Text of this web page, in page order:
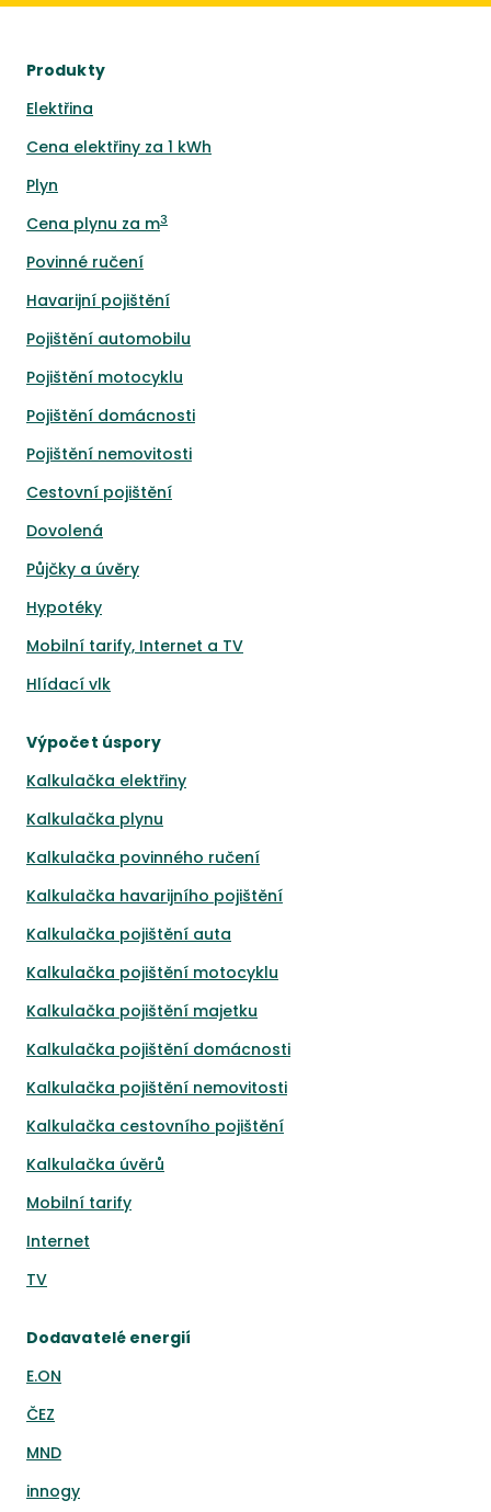
Produkty
Elektřina
Cena elektřiny za 1 kWh
Plyn
Cena plynu za m3
Povinné ručení
Havarijní pojištění
Pojištění automobilu
Pojištění motocyklu
Pojištění domácnosti
Pojištění nemovitosti
Cestovní pojištění
Dovolená
Půjčky a úvěry
Hypotéky
Mobilní tarify, Internet a TV
Hlídací vlk
Výpočet úspory
Kalkulačka elektřiny
Kalkulačka plynu
Kalkulačka povinného ručení
Kalkulačka havarijního pojištění
Kalkulačka pojištění auta
Kalkulačka pojištění motocyklu
Kalkulačka pojištění majetku
Kalkulačka pojištění domácnosti
Kalkulačka pojištění nemovitosti
Kalkulačka cestovního pojištění
Kalkulačka úvěrů
Mobilní tarify
Internet
TV
Dodavatelé energií
E.ON
ČEZ
MND
innogy